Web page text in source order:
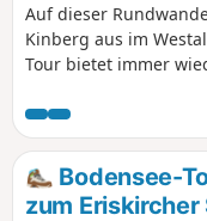
Auf dieser
Kinberg aus im
Tour bietet immer
bedeutendes
Bodensee-
zum